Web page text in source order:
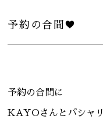
予約の合間♥️
予約の合間に
KAYOさんとパシャリ